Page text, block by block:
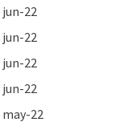
jun-22
jun-22
jun-22
jun-22
may-22